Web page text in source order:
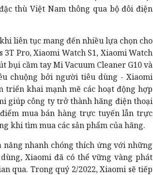
thù Việt Nam thông qua bộ đôi điện
liên tục mang đến nhiều lựa chọn cho
Pro, Xiaomi Watch S1, Xiaomi Watch
bụi cầm tay Mi Vacuum Cleaner G10 và
chuộng bởi người tiêu dùng - Xiaomi
khai mạnh mẽ các hoạt động hợp
giúp công ty trở thành hãng điện thoại
mua bán hàng trực tuyến lẫn trực
khi tìm mua các sản phẩm của hãng.
nhanh chóng thích ứng với những
Xiaomi đã có thể vững vàng phát
qua. Trong quý 2/2022, Xiaomi sẽ tiếp